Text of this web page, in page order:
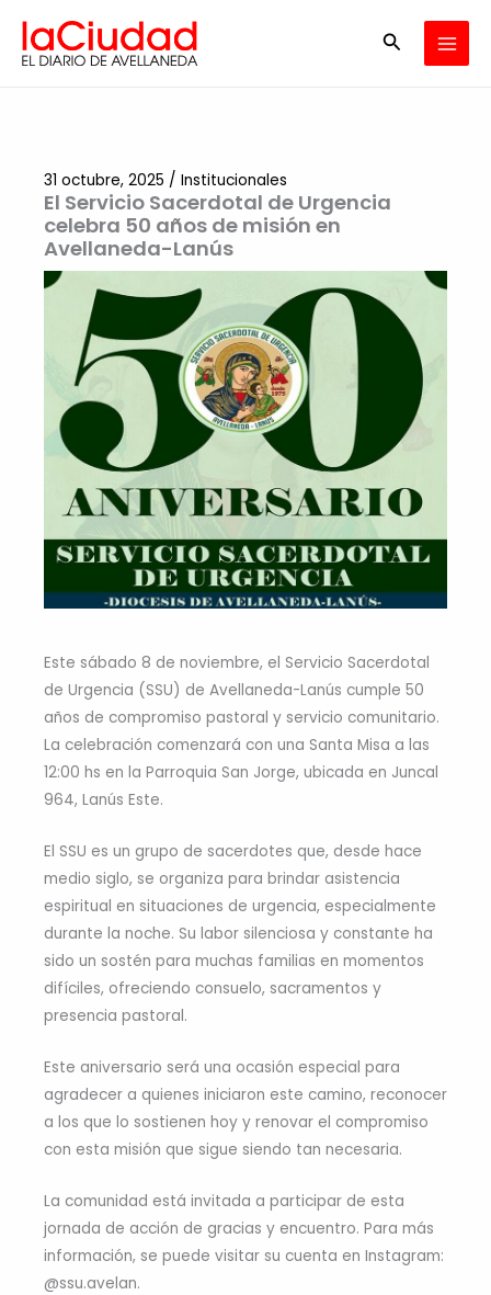
contenido
Buscar
El Servicio Sacerdotal de Urgencia
celebra 50 años de misión en
Avellaneda-Lanús
31 octubre, 2025 / Institucionales
Este sábado 8 de noviembre, el Servicio Sacerdotal
de Urgencia (SSU) de Avellaneda-Lanús cumple 50
años de compromiso pastoral y servicio comunitario.
La celebración comenzará con una Santa Misa a las
12:00 hs en la Parroquia San Jorge, ubicada en Juncal
964, Lanús Este.
El SSU es un grupo de sacerdotes que, desde hace
medio siglo, se organiza para brindar asistencia
espiritual en situaciones de urgencia, especialmente
durante la noche. Su labor silenciosa y constante ha
sido un sostén para muchas familias en momentos
difíciles, ofreciendo consuelo, sacramentos y
presencia pastoral.
Este aniversario será una ocasión especial para
agradecer a quienes iniciaron este camino, reconocer
a los que lo sostienen hoy y renovar el compromiso
con esta misión que sigue siendo tan necesaria.
La comunidad está invitada a participar de esta
jornada de acción de gracias y encuentro. Para más
información, se puede visitar su cuenta en Instagram:
@ssu.avelan.